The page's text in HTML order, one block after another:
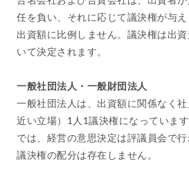
任を負い、それに応じて議決権が与
出資額に比例しません。議決権は出
いて決定されます。
一般社団法人・一般財団法人
一般社団法人は、出資額に関係なく
近い立場）1人1議決権になっていま
では、経営の意思決定は評議員会で
議決権の配分は存在しません。